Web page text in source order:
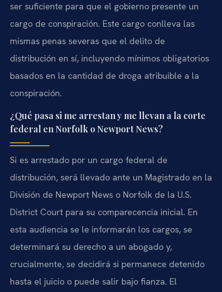
ser suficiente para que el gobierno presente un
cargo de conspiración. Este cargo conlleva las
mismas penas severas que el delito de
distribución en sí, incluyendo mínimos obligatorios
basados en la cantidad de droga atribuible a la
conspiración.
¿Qué pasa si me arrestan y me llevan a la corte
federal en Norfolk o Newport News?
Si es arrestado por un cargo federal de
distribución, será llevado ante un Magistrado en la
División de Newport News o Norfolk de la U.S.
District Court para su comparecencia inicial. En
esta audiencia se le informarán los cargos, se
determinará su derecho a un abogado y,
crucialmente, se decidirá si permanece detenido
hasta el juicio o puede salir bajo fianza. El